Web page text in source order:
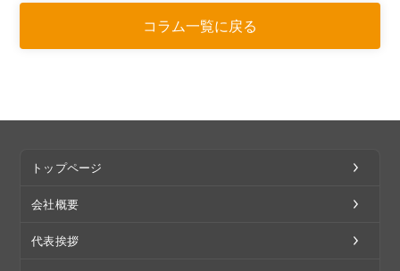
コラム一覧に戻る
トップページ
会社概要
代表挨拶